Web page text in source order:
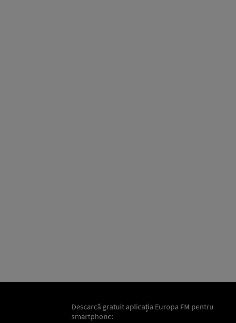
Descarcă gratuit aplicaţia Europa FM pentru
smartphone: